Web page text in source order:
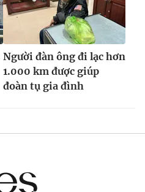
Người đàn ông đi lạc hơn
1.000 km được giúp
đoàn tụ gia đình